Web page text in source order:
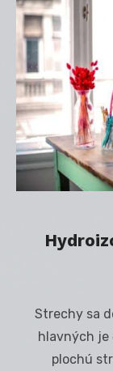
Strechy sa
hlavných je
plochú